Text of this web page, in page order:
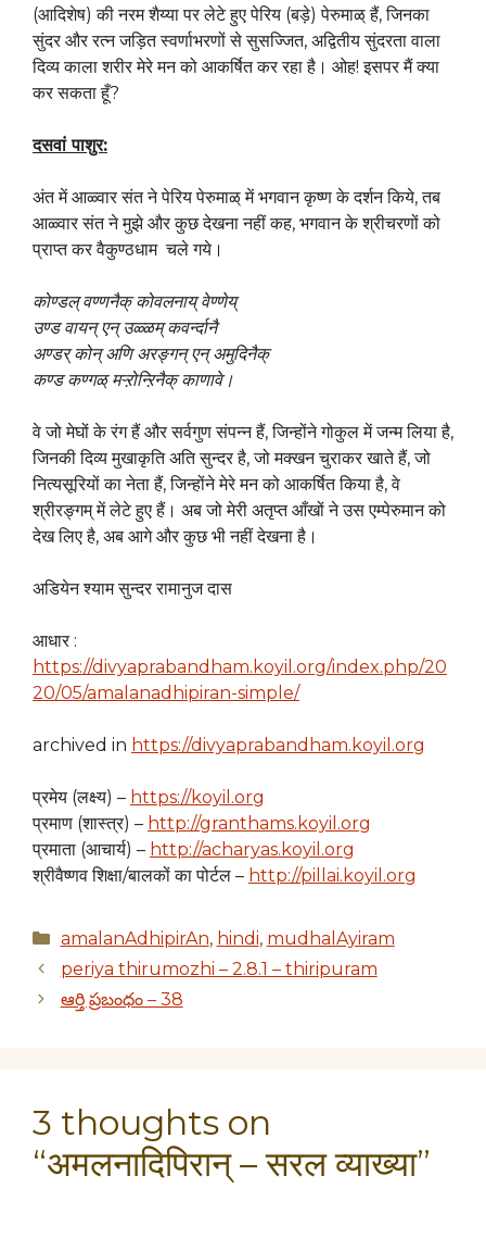
(आदिशेष) की नरम शैय्या पर लेटे हुए पेरिय (बड़े) पेरुमाळ् हैं, जिनका
सुंदर और रत्न जड़ित स्वर्णाभरणों से सुसज्जित, अद्वितीय सुंदरता वाला
दिव्य काला शरीर मेरे मन को आकर्षित कर रहा है। ओह! इसपर मैं क्या
कर सकता हूँ?
दसवां पाशुर:
अंत में आळ्वार संत ने पेरिय पेरुमाळ् में भगवान कृष्ण के दर्शन किये, तब
आळ्वार संत ने मुझे और कुछ देखना नहीं कह, भगवान के श्रीचरणों को
प्राप्त कर वैकुण्ठधाम चले गये।
कोण्डल् वण्णनैक् कोवलनाय् वेण्णेय्
उण्ड वायन् एन् उळ्ळम् कवर्न्दानै
अण्डर् कोन् अणि अरङ्गन् एन् अमुदिनैक्
कण्ड कण्गळ् मऱ्ऱोन्ऱिनैक् काणावे।
वे जो मेघों के रंग हैं और सर्वगुण संपन्न हैं, जिन्होंने गोकुल में जन्म लिया है,
जिनकी दिव्य मुखाकृति अति सुन्दर है, जो मक्खन चुराकर खाते हैं, जो
नित्यसूरियों का नेता हैं, जिन्होंने मेरे मन को आकर्षित किया है, वे
श्रीरङ्गम् में लेटे हुए हैं। अब जो मेरी अतृप्त आँखों ने उस एम्पेरुमान को
देख लिए है, अब आगे और कुछ भी नहीं देखना है।
अडियेन श्याम सुन्दर रामानुज दास
आधार :
https://divyaprabandham.koyil.org/index.php/20
20/05/amalanadhipiran-simple/
archived in https://divyaprabandham.koyil.org
प्रमेय (लक्ष्य) – https://koyil.org
प्रमाण (शास्त्र) – http://granthams.koyil.org
प्रमाता (आचार्य) – http://acharyas.koyil.org
श्रीवैष्णव शिक्षा/बालकों का पोर्टल – http://pillai.koyil.org
Categories
amalanAdhipirAn, hindi, mudhalAyiram
periya thirumozhi – 2.8.1 – thiripuram
ఆర్తి ప్రబంధం – 38
3 thoughts on
“अमलनादिपिरान् – सरल व्याख्या”